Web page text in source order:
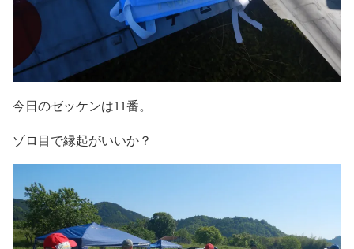
今日のゼッケンは11番。
ゾロ目で縁起がいいか？